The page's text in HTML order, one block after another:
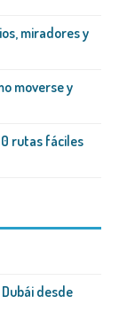
miradores y
moverse y
rutas fáciles
desde